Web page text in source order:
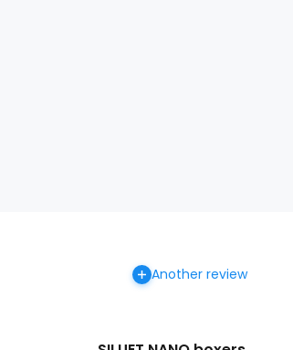
Another review